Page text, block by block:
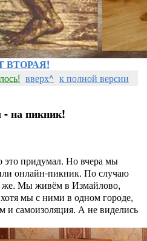
ВТОРАЯ!
вверх^ к полной версии
- на пикник!
это придумал. Но вчера мы
онлайн-пикник. По случаю
же. Мы живём в Измайлово,
мы с ними в одном городе,
самоизоляция. А не виделись